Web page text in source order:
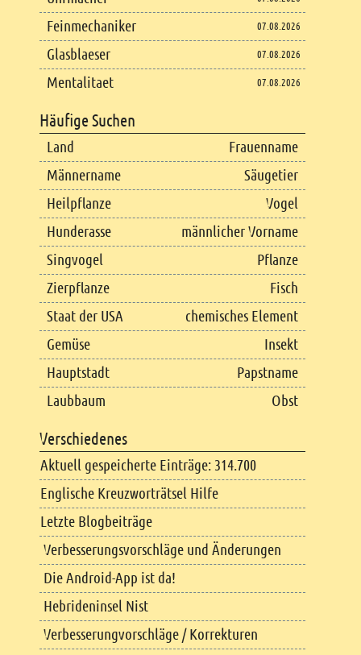
Feinmechaniker 07.08.2026
Glasblaeser 07.08.2026
Mentalitaet 07.08.2026
Häufige Suchen
Land
Frauenname
Männername
Säugetier
Heilpflanze
Vogel
Hunderasse
männlicher Vorname
Singvogel
Pflanze
Zierpflanze
Fisch
Staat der USA
chemisches Element
Gemüse
Insekt
Hauptstadt
Papstname
Laubbaum
Obst
Verschiedenes
Aktuell gespeicherte Einträge: 314.700
Englische Kreuzworträtsel Hilfe
Letzte Blogbeiträge
Verbesserungsvorschläge und Änderungen
Die Android-App ist da!
Hebrideninsel Nist
Verbesserungvorschläge / Korrekturen